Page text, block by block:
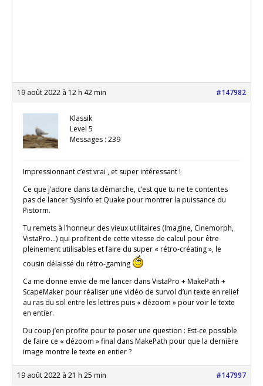
19 août 2022 à 12 h 42 min #147982
Klassik
Level 5
Messages : 239
Impressionnant c’est vrai , et super intéressant !
Ce que j’adore dans ta démarche, c’est que tu ne te contentes
pas de lancer Sysinfo et Quake pour montrer la puissance du
Pistorm.
Tu remets à l’honneur des vieux utilitaires (Imagine, Cinemorph,
VistaPro…) qui profitent de cette vitesse de calcul pour être
pleinement utilisables et faire du super « rétro-créating », le
cousin délaissé du rétro-gaming
Ca me donne envie de me lancer dans VistaPro + MakePath +
ScapeMaker pour réaliser une vidéo de survol d’un texte en relief
au ras du sol entre les lettres puis « dézoom » pour voir le texte
en entier.
Du coup j’en profite pour te poser une question : Est-ce possible
de faire ce « dézoom » final dans MakePath pour que la dernière
image montre le texte en entier ?
19 août 2022 à 21 h 25 min #147997